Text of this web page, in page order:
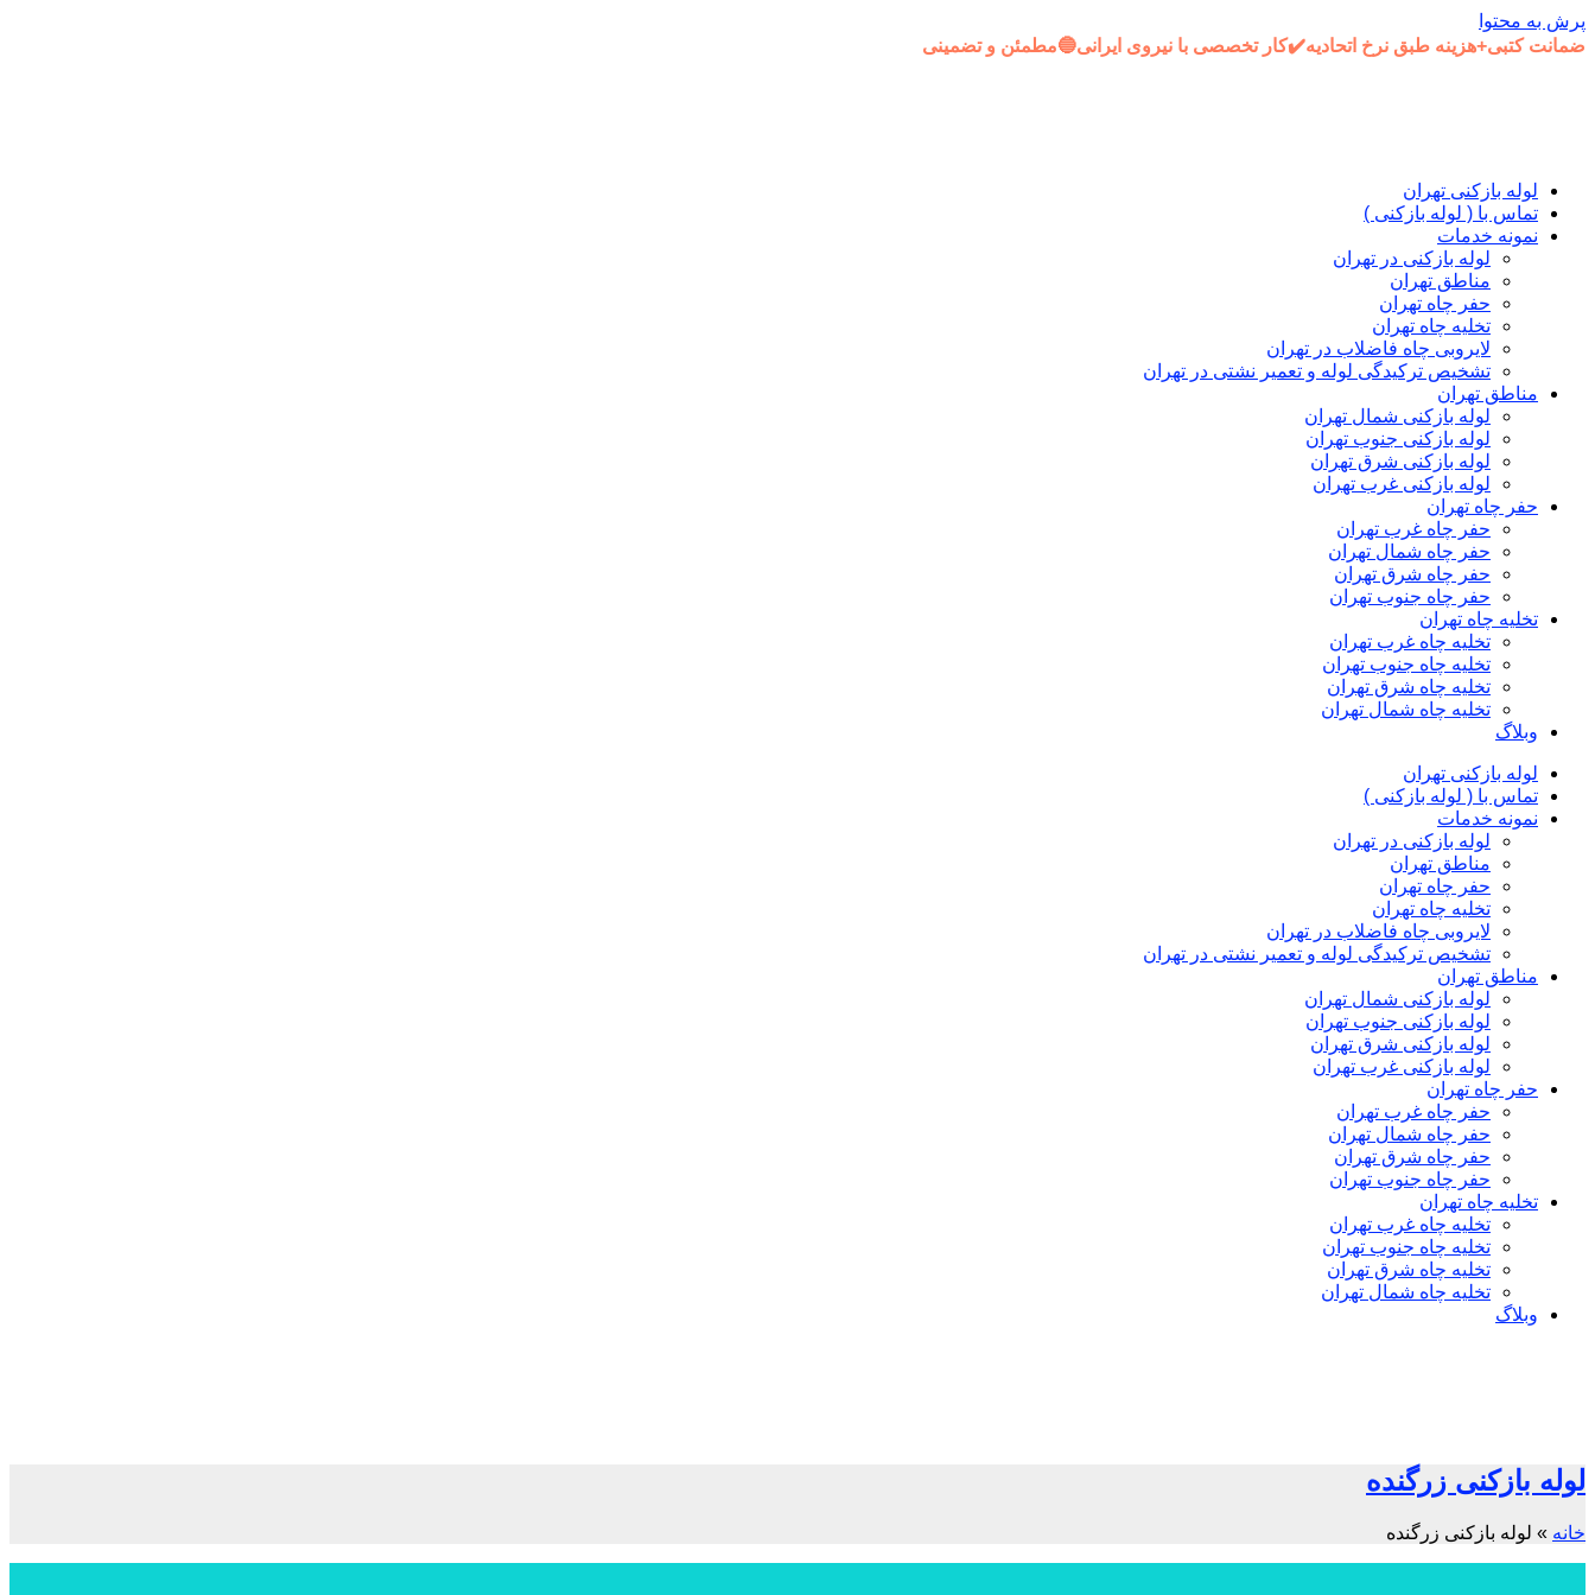
پرش به محتوا
ضمانت کتبی+هزینه طبق نرخ اتحادیه✔️کار تخصصی با نیروی ایرانی🔵مطمئن و تضمینی
لوله بازکنی تهران
تماس با ( لوله بازکنی )
نمونه خدمات
لوله بازکنی در تهران
مناطق تهران
حفر چاه تهران
تخلیه چاه تهران
لایروبی چاه فاضلاب در تهران
تشخیص ترکیدگی لوله و تعمیر نشتی در تهران
مناطق تهران
لوله بازکنی شمال تهران
لوله بازکنی جنوب تهران
لوله بازکنی شرق تهران
لوله بازکنی غرب تهران
حفر چاه تهران
حفر چاه غرب تهران
حفر چاه شمال تهران
حفر چاه شرق تهران
حفر چاه جنوب تهران
تخلیه چاه تهران
تخلیه چاه غرب تهران
تخلیه چاه جنوب تهران
تخلیه چاه شرق تهران
تخلیه چاه شمال تهران
وبلاگ
لوله بازکنی تهران
تماس با ( لوله بازکنی )
نمونه خدمات
لوله بازکنی در تهران
مناطق تهران
حفر چاه تهران
تخلیه چاه تهران
لایروبی چاه فاضلاب در تهران
تشخیص ترکیدگی لوله و تعمیر نشتی در تهران
مناطق تهران
لوله بازکنی شمال تهران
لوله بازکنی جنوب تهران
لوله بازکنی شرق تهران
لوله بازکنی غرب تهران
حفر چاه تهران
حفر چاه غرب تهران
حفر چاه شمال تهران
حفر چاه شرق تهران
حفر چاه جنوب تهران
تخلیه چاه تهران
تخلیه چاه غرب تهران
تخلیه چاه جنوب تهران
تخلیه چاه شرق تهران
تخلیه چاه شمال تهران
وبلاگ
لوله بازکنی زرگنده
خانه » لوله بازکنی زرگنده